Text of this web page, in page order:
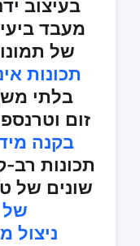
בעיצוב
מעבד
של
תכונות
בלתי
זום
בקנה
תכונות
שונים של
של
ניצול